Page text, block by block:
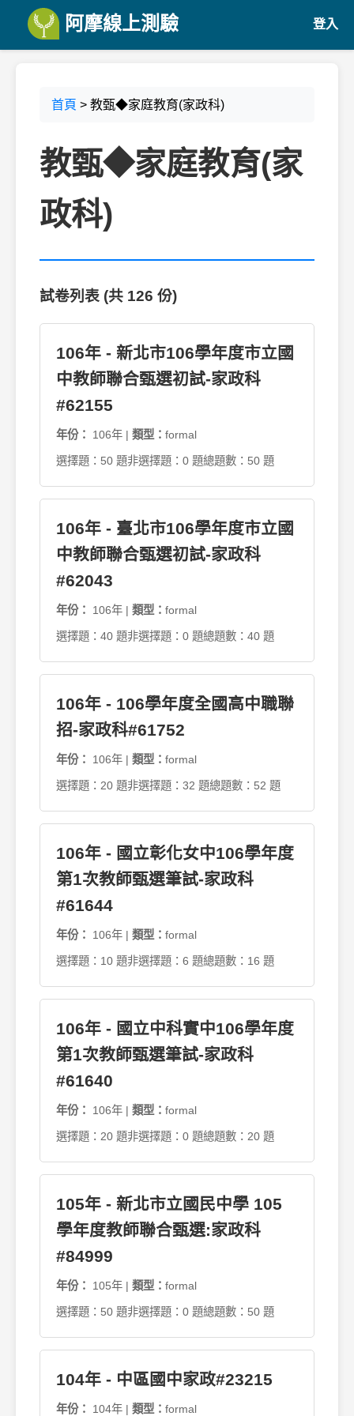
阿摩線上測驗 登入
首頁 > 教甄◆家庭教育(家政科)
教甄◆家庭教育(家
政科)
試卷列表 (共 126 份)
106年 - 新北市106學年度市立國
中教師聯合甄選初試-家政科
#62155
年份： 106年 | 類型： formal
選擇題：50 題非選擇題：0 題總題數：50 題
106年 - 臺北市106學年度市立國
中教師聯合甄選初試-家政科
#62043
年份： 106年 | 類型： formal
選擇題：40 題非選擇題：0 題總題數：40 題
106年 - 106學年度全國高中職聯
招-家政科#61752
年份： 106年 | 類型： formal
選擇題：20 題非選擇題：32 題總題數：52 題
106年 - 國立彰化女中106學年度
第1次教師甄選筆試-家政科
#61644
年份： 106年 | 類型： formal
選擇題：10 題非選擇題：6 題總題數：16 題
106年 - 國立中科實中106學年度
第1次教師甄選筆試-家政科
#61640
年份： 106年 | 類型： formal
選擇題：20 題非選擇題：0 題總題數：20 題
105年 - 新北市立國民中學 105
學年度教師聯合甄選:家政科
#84999
年份： 105年 | 類型： formal
選擇題：50 題非選擇題：0 題總題數：50 題
104年 - 中區國中家政#23215
年份： 104年 | 類型： formal